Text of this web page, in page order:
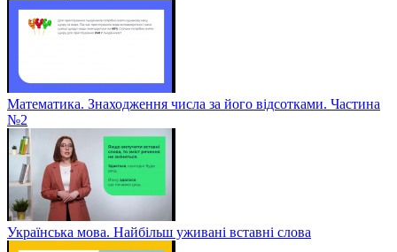
Математика. Знаходження числа за його відсотками. Частина
№2
Українська мова. Найбільш уживані вставні слова